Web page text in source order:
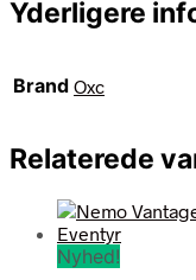
Yderligere
Brand Oxc
Relaterede
Nyhed!